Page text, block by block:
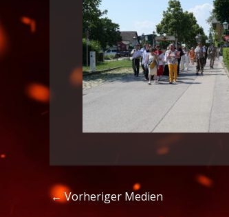
←Vorheriger Medien